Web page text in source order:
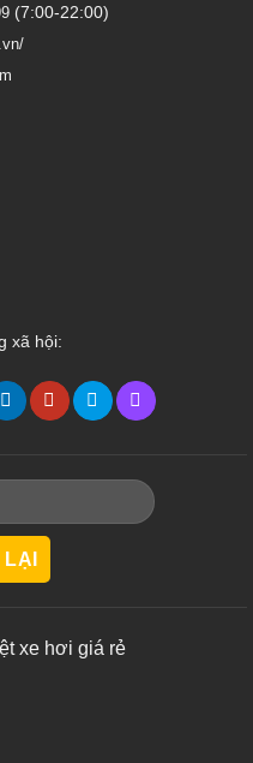
(7:00-22:00)
xã hội:
xe hơi giá rẻ